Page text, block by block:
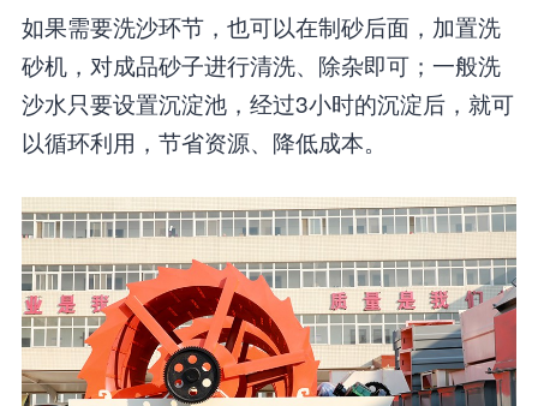
如果需要洗沙环节，也可以在制砂后面，加置洗
砂机，对成品砂子进行清洗、除杂即可；一般洗
沙水只要设置沉淀池，经过3小时的沉淀后，就可
以循环利用，节省资源、降低成本。